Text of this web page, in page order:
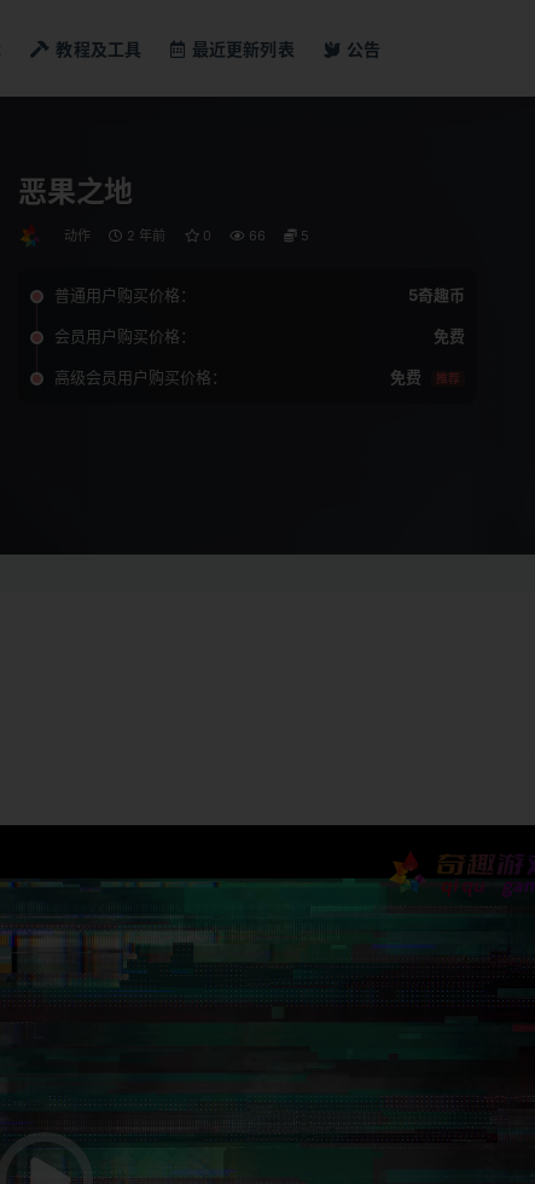
教程及工具 最近更新列表 公告
恶果之地
动作 2 年前 0 66 5
普通用户购买价格： 5奇趣币
会员用户购买价格： 免费
高级会员用户购买价格： 免费 推荐